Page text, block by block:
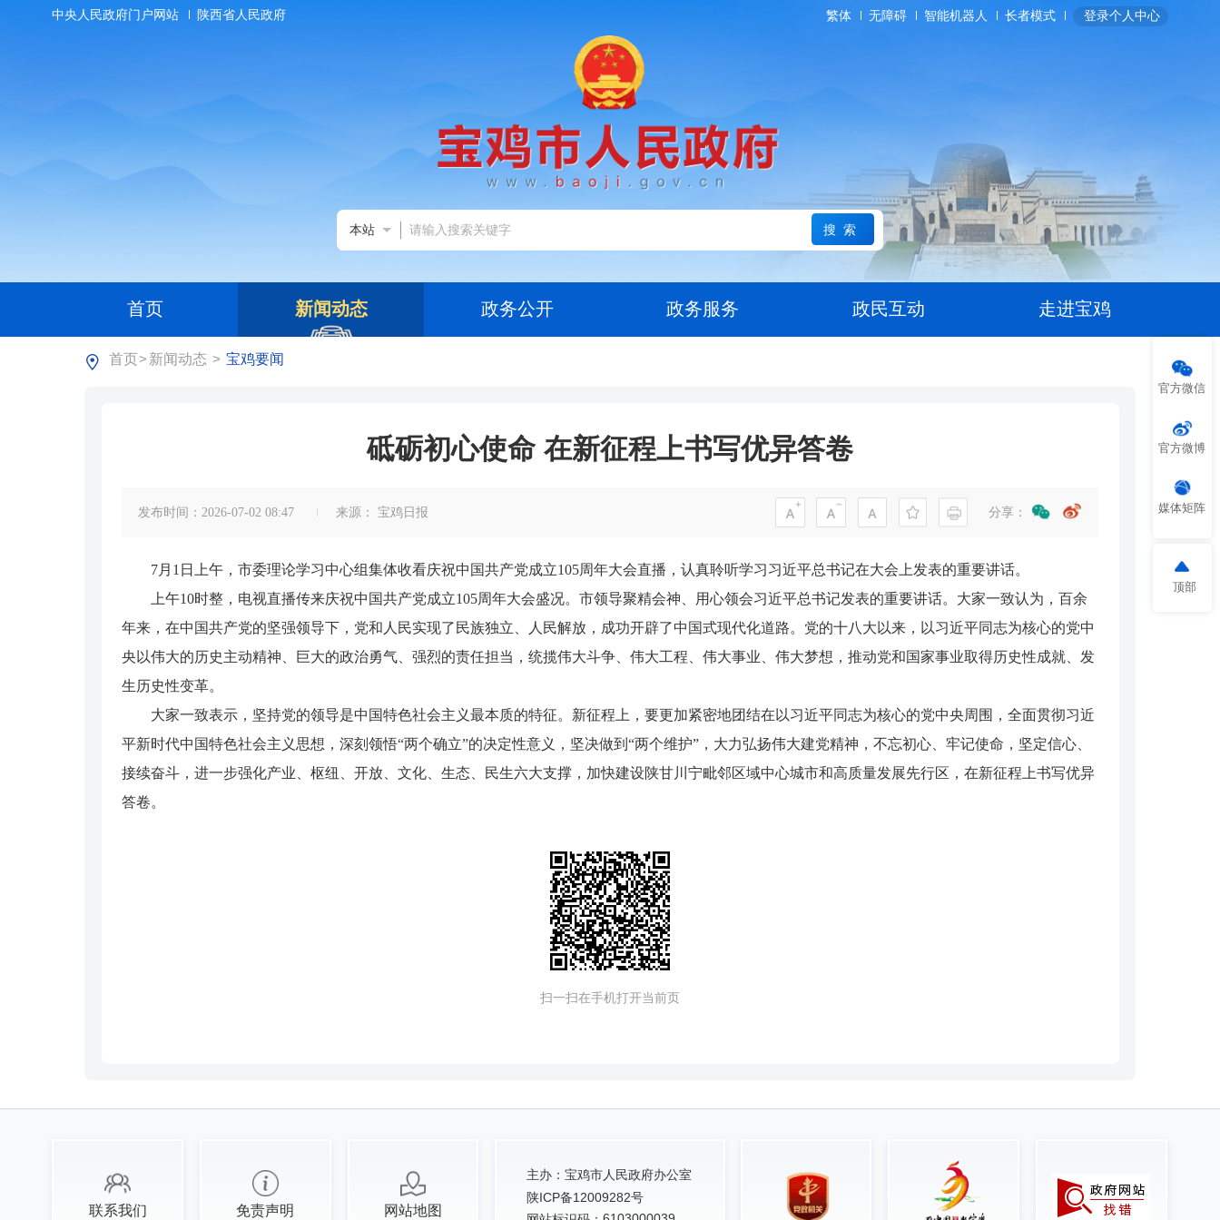
中央人民政府门户网站 陕西省人民政府 繁体 无障碍 智能机器人 长者模式 登录个人中心
本站 搜索
首页 新闻动态 政务公开 政务服务 政民互动 走进宝鸡
官方微信
官方微博
媒体矩阵
顶部
首页> 新闻动态 > 宝鸡要闻
砥砺初心使命 在新征程上书写优异答卷
发布时间：2026-07-02 08:47 来源： 宝鸡日报 分享：
7月1日上午，市委理论学习中心组集体收看庆祝中国共产党成立105周年大会直播，认真聆听学习习近平总书记在大会上发表的重要讲话。
上午10时整，电视直播传来庆祝中国共产党成立105周年大会盛况。市领导聚精会神、用心领会习近平总书记发表的重要讲话。大家一致认为，百余
年来，在中国共产党的坚强领导下，党和人民实现了民族独立、人民解放，成功开辟了中国式现代化道路。党的十八大以来，以习近平同志为核心的党中
央以伟大的历史主动精神、巨大的政治勇气、强烈的责任担当，统揽伟大斗争、伟大工程、伟大事业、伟大梦想，推动党和国家事业取得历史性成就、发
生历史性变革。
大家一致表示，坚持党的领导是中国特色社会主义最本质的特征。新征程上，要更加紧密地团结在以习近平同志为核心的党中央周围，全面贯彻习近
平新时代中国特色社会主义思想，深刻领悟“两个确立”的决定性意义，坚决做到“两个维护”，大力弘扬伟大建党精神，不忘初心、牢记使命，坚定信心、
接续奋斗，进一步强化产业、枢纽、开放、文化、生态、民生六大支撑，加快建设陕甘川宁毗邻区域中心城市和高质量发展先行区，在新征程上书写优异
答卷。
扫一扫在手机打开当前页
联系我们 免责声明 网站地图
主办： 宝鸡市人民政府办公室
陕ICP备12009282号